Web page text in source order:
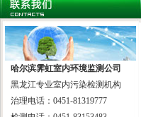
哈尔滨霁虹室内环境监测公司
黑龙江专业室内污染检测机构
治理电话：0451-81319777